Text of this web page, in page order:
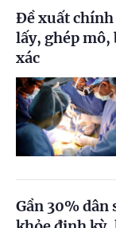
Đề xuất chính
lấy, ghép mô,
xác
Gần 30% dân